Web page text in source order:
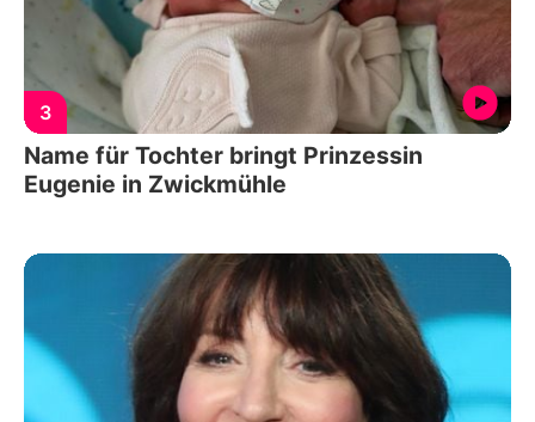
3
Name für Tochter bringt Prinzessin
Eugenie in Zwickmühle